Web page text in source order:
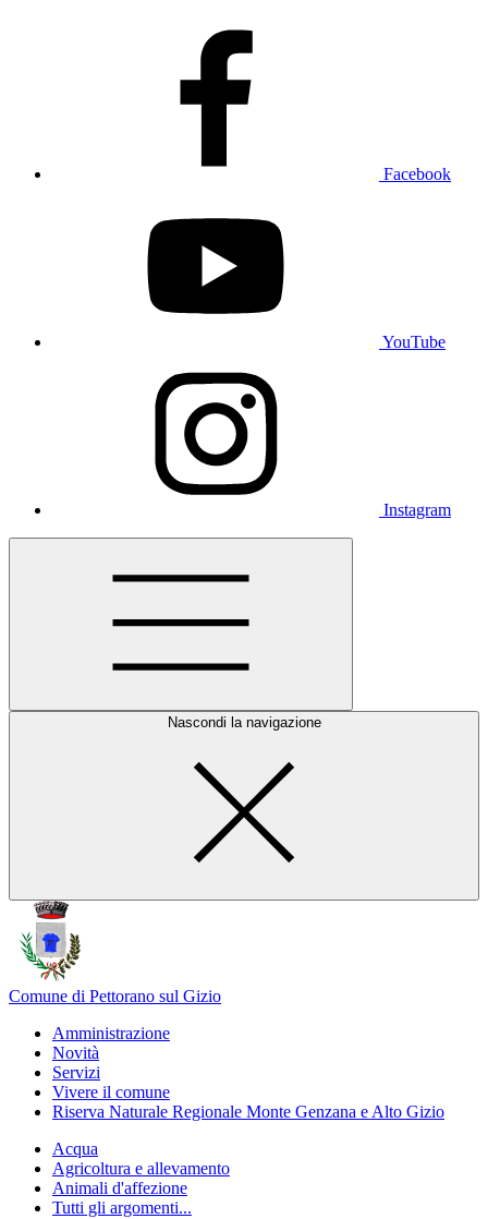
Facebook
YouTube
Instagram
Nascondi la navigazione
Comune di Pettorano sul Gizio
Amministrazione
Novità
Servizi
Vivere il comune
Riserva Naturale Regionale Monte Genzana e Alto Gizio
Acqua
Agricoltura e allevamento
Animali d'affezione
Tutti gli argomenti...